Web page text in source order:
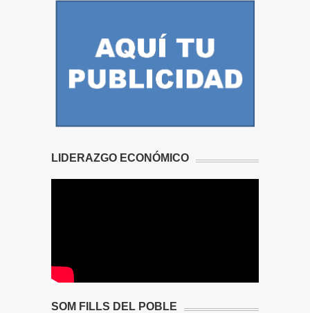
LIDERAZGO ECONÓMICO
SOM FILLS DEL POBLE